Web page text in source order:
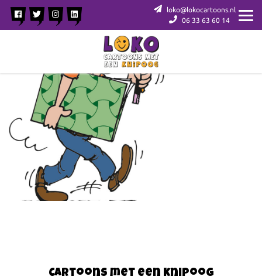
loko@lokocartoons.nl
06 33 63 60 14
Cartoons met een knipoog